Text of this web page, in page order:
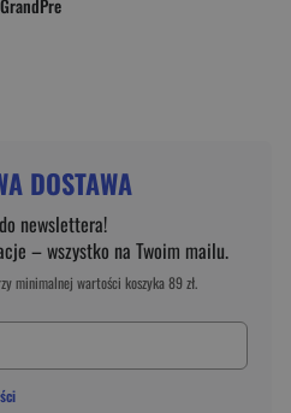
DOSTAWA
newslettera!
– wszystko na Twoim mailu.
minimalnej wartości koszyka 89 zł.